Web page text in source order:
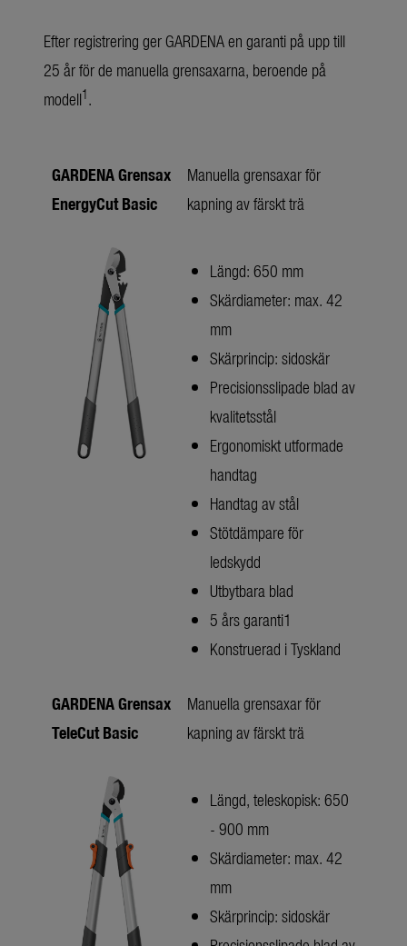
Efter registrering ger GARDENA en garanti på upp till
25 år för de manuella grensaxarna, beroende på
modell1.
GARDENA Grensax
EnergyCut Basic
Manuella grensaxar för
kapning av färskt trä
Längd: 650 mm
Skärdiameter: max. 42
mm
Skärprincip: sidoskär
Precisionsslipade blad av
kvalitetsstål
Ergonomiskt utformade
handtag
Handtag av stål
Stötdämpare för
ledskydd
Utbytbara blad
5 års garanti1
Konstruerad i Tyskland
GARDENA Grensax
TeleCut Basic
Manuella grensaxar för
kapning av färskt trä
Längd, teleskopisk: 650
- 900 mm
Skärdiameter: max. 42
mm
Skärprincip: sidoskär